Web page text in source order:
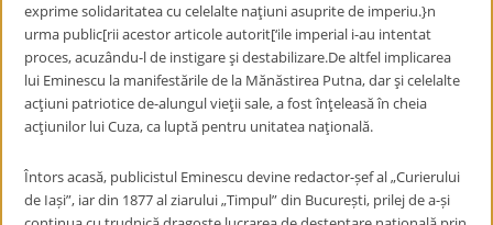
exprime solidaritatea cu celelalte naţiuni asuprite de imperiu.}n
urma public[rii acestor articole autorit[‘ile imperial i-au intentat
proces, acuzându-l de instigare şi destabilizare.De altfel implicarea
lui Eminescu la manifestările de la Mănăstirea Putna, dar şi celelalte
acţiuni patriotice de-alungul vieţii sale, a fost înţeleasă în cheia
acţiunilor lui Cuza, ca luptă pentru unitatea naţională.
Întors acasă, publicistul Eminescu devine redactor-șef al „Curierului
de Iași”, iar din 1877 al ziarului „Timpul” din București, prilej de a-și